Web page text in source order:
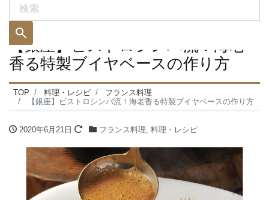
【銀座】ビストロシンバ流！海老
香る特製ブイヤベースの作り方
TOP 料理・レシピ
フランス料理
【銀座】ビストロシンバ流！海老香る特製ブイヤベースの作り方
2020年6月21日 フランス料理, 料理・レシピ